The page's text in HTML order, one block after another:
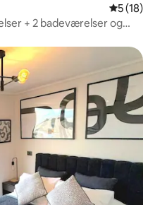
5 ud af 5 i
5 (18)
+ 2 badeværelser og